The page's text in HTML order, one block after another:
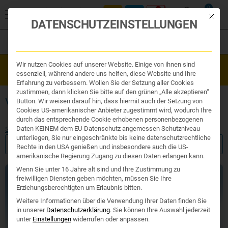
0
Organe & Organ Uhr
Traditionelle Medizin
Nahrungsergänzung
Kosmetik und Hygiene
Ihr Apotheker
Westend Online-Shop: Sicher, schnell und 24/7 für Sie da!
Gratisversand ab €50
VEGANE KOSMETIK
Start/Produktsuche/Kosmetik und Hygiene/ Vegane Kosmetik
FILTER ANZEIGEN
Mit
DATENSCHUTZEINSTELLUNGEN
Wir nutzen Cookies auf unserer Website. Einige von ihnen sind
essenziell, während andere uns helfen, diese Website und Ihre
Erfahrung zu verbessern. Wollen Sie der Setzung aller Cookies
zustimmen, dann klicken Sie bitte auf den grünen „Alle akzeptieren“
Button. Wir weisen darauf hin, dass hiermit auch der Setzung von
Cookies US-amerikanischer Anbieter zugestimmt wird, wodurch Ihre
durch das entsprechende Cookie erhobenen personenbezogenen
Daten KEINEM dem EU-Datenschutz angemessen Schutzniveau
unterliegen, Sie nur eingeschränkte bis keine datenschutzrechtliche
Rechte in den USA genießen und insbesondere auch die US-
amerikanische Regierung Zugang zu diesen Daten erlangen kann.
Wenn Sie unter 16 Jahre alt sind und Ihre Zustimmung zu
freiwilligen Diensten geben möchten, müssen Sie Ihre
Erziehungsberechtigten um Erlaubnis bitten.
Weitere Informationen über die Verwendung Ihrer Daten finden Sie
in unserer Datenschutzerklärung. Sie können Ihre Auswahl jederzeit
unter Einstellungen widerrufen oder anpassen.